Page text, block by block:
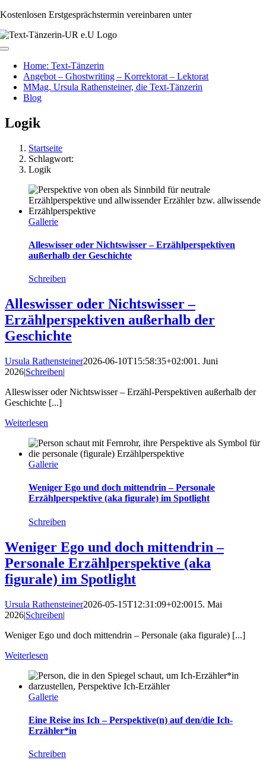
Zum
springen
Kostenlosen Erstgesprächstermin vereinbaren unter
Toggle
NavigationHome: Text-Tänzerin
Angebot – Ghostwriting – Korrektorat – Lektorat
MMag. Ursula Rathensteiner, die Text-Tänzerin
Blog
Logik
Startseite
Schlagwort:
Logik
Gallerie
Alleswisser oder Nichtswisser – Erzählperspektiven
außerhalb der Geschichte
Schreiben
Alleswisser oder Nichtswisser –
Erzählperspektiven außerhalb der
Geschichte
Ursula Rathensteiner2026-06-10T15:58:35+02:001. Juni
2026|Schreiben|
Alleswisser oder Nichtswisser – Erzähl-Perspektiven außerhalb der
Geschichte [...]
Weiterlesen
Gallerie
Weniger Ego und doch mittendrin – Personale
Erzählperspektive (aka figurale) im Spotlight
Schreiben
Weniger Ego und doch mittendrin –
Personale Erzählperspektive (aka
figurale) im Spotlight
Ursula Rathensteiner2026-05-15T12:31:09+02:0015. Mai
2026|Schreiben|
Weniger Ego und doch mittendrin – Personale (aka figurale) [...]
Weiterlesen
Gallerie
Eine Reise ins Ich – Perspektive(n) auf den/die Ich-
Erzähler*in
Schreiben